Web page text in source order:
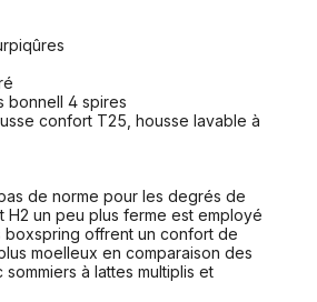
bonnell 4 spires
confort T25, housse lavable à
de norme pour les degrés de
H2 un peu plus ferme est employé
boxspring offrent un confort de
moelleux en comparaison des
à lattes multiplis et